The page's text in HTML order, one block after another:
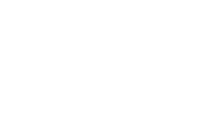
Inspection des
Il y a plusieurs éléments